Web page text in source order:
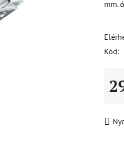
5-
0,0
mm.
Kód: